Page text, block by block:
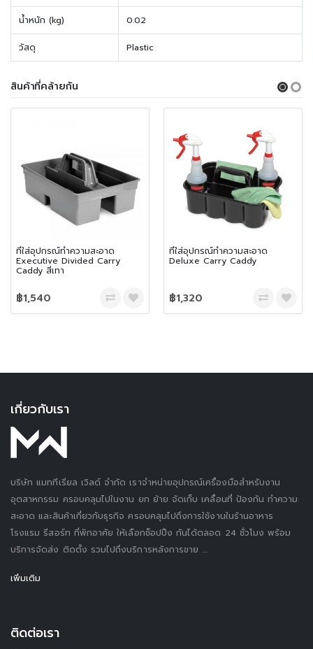
น้ำหนัก (kg) 0.02
วัสดุ Plastic
สินค้าที่คล้ายกัน
ที่ใส่อุปกรณ์ทำความสะอาด
Executive Divided Carry
Caddy สีเทา
฿1,540
ที่ใส่อุปกรณ์ทำความสะอาด
Deluxe Carry Caddy
฿1,320
เกี่ยวกับเรา
บริษัท แมททีเรียล เวิลด์ จำกัด เราจำหน่ายอุปกรณ์เครื่องมือสำหรับงาน
อุตสาหกรรม ครอบคลุมไปในงาน ยก ย้าย จัดเก็บ เคลื่อนที่ ป้องกัน ทำความ
สะอาด และสินค้าเกี่ยวกับธุรกิจ ครอบคลุมไปถึงการใช้งานในร้านอาหาร
โรงแรม รีสอร์ท ที่พักอาศัย ให้เลือกช็อปปิ้ง กันได้ตลอด 24 ชั่วโมง พร้อม
บริการจัดส่ง ติดตั้ง รวมไปถึงบริการหลังการขาย ....
เพิ่มเติม
ติดต่อเรา